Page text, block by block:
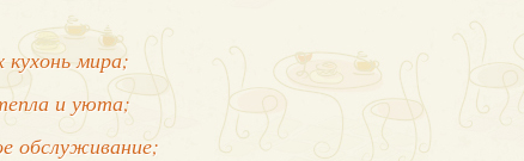
мира;
и уюта;
обслуживание;